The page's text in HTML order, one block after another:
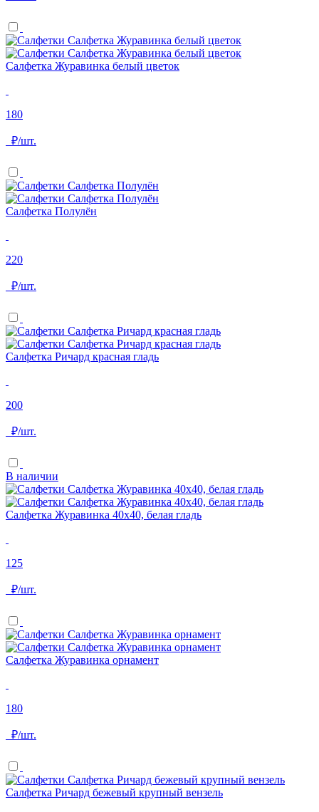
Салфетка Журавинка белый цветок
180
₽/шт.
Салфетка Полулён
220
₽/шт.
Салфетка Ричард красная гладь
200
₽/шт.
В наличии
Салфетка Журавинка 40х40, белая гладь
125
₽/шт.
Салфетка Журавинка орнамент
180
₽/шт.
Салфетка Ричард бежевый крупный вензель